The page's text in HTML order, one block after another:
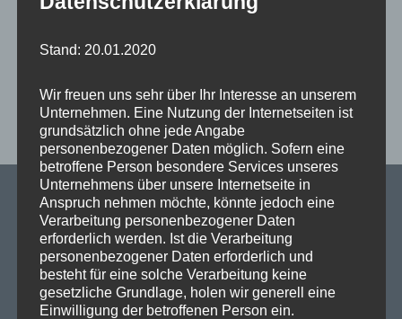
Kulturstandort,Max-Beckmann-Oberschule
Peter Hahn,Quartiersmanagement
Staatssekretär für Wohnen und Mieterschutz ,Stadtteiltag ,
Stefan Valentin,Stephan Machulik ,TXL-Gelände,U-
Bahntrasse,Verkehrspolitik,Wahlkreis, Wohlergehen der
Mitarbeiter
SPD Links
SPD in Europaparlament
Stand: 20.01.2020
Wir freuen uns sehr über Ihr Interesse an unserem
Unternehmen. Eine Nutzung der Internetseiten ist
grundsätzlich ohne jede Angabe
personenbezogener Daten möglich. Sofern eine
betroffene Person besondere Services unseres
Unternehmens über unsere Internetseite in
Anspruch nehmen möchte, könnte jedoch eine
Verarbeitung personenbezogener Daten
erforderlich werden. Ist die Verarbeitung
personenbezogener Daten erforderlich und
besteht für eine solche Verarbeitung keine
gesetzliche Grundlage, holen wir generell eine
Einwilligung der betroffenen Person ein.